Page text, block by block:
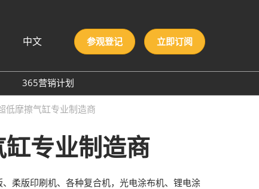
中文
ย
参观登记 立即订阅
际胶粘剂及化工原料
性能材料展
料周
材料新工艺及色彩展
365营销计划
低摩擦气缸专业制造商
专业制造商
柔版印刷机、各种复合机，光电涂布机、锂电涂